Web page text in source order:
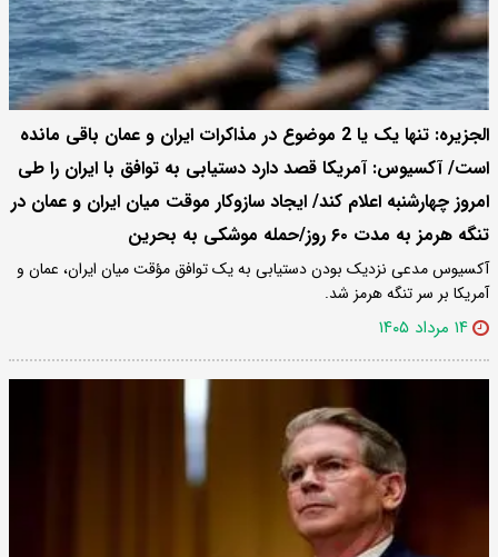
الجزیره: تنها یک یا 2 موضوع در مذاکرات ایران و عمان باقی مانده
است/ آکسیوس: آمریکا قصد دارد دستیابی به توافق با ایران را طی
امروز چهارشنبه اعلام کند/ ایجاد سازوکار موقت میان ایران و عمان در
تنگه هرمز به مدت ۶۰ روز/حمله موشکی به بحرین
آکسیوس مدعی نزدیک بودن دستیابی به یک توافق مؤقت میان ایران، عمان و
آمریکا بر سر تنگه هرمز شد.
۱۴ مرداد ۱۴۰۵